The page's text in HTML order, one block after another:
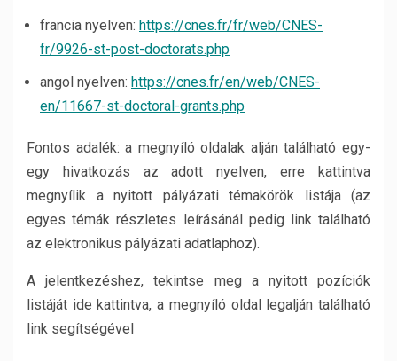
francia nyelven: https://cnes.fr/fr/web/CNES-
fr/9926-st-post-doctorats.php
angol nyelven: https://cnes.fr/en/web/CNES-
en/11667-st-doctoral-grants.php
Fontos adalék: a megnyíló oldalak alján található egy-
egy hivatkozás az adott nyelven, erre kattintva
megnyílik a nyitott pályázati témakörök listája (az
egyes témák részletes leírásánál pedig link található
az elektronikus pályázati adatlaphoz).
A jelentkezéshez, tekintse meg a nyitott pozíciók
listáját ide kattintva, a megnyíló oldal legalján található
link segítségével